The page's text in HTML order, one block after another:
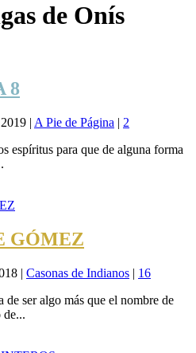
de Onís
8
| A Pie de Página | 2
espíritus para que de alguna forma
GÓMEZ
| Casonas de Indianos | 16
ser algo más que el nombre de
de...